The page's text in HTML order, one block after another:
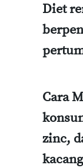
Diet
Cara
zinc,